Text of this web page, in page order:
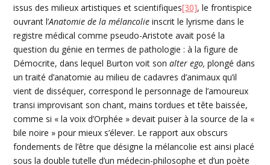
issus des milieux artistiques et scientifiques[30], le frontispice
ouvrant l’Anatomie de la mélancolieinscrit le lyrisme dans le
registre médical comme pseudo-Aristote avait posé la
question du génie en termes de pathologie : à la figure de
Démocrite, dans lequel Burton voit sonalter ego, plongé dans
un traité d’anatomie au milieu de cadavres d’animaux qu’il
vient de disséquer, correspond le personnage de l’amoureux
transi improvisant son chant, mains tordues et tête baissée,
comme si « la voix d’Orphée » devait puiser à la source de la «
bile noire » pour mieux s’élever. Le rapport aux obscurs
fondements de l’être que désigne la mélancolie est ainsi placé
sous la double tutelle d’un médecin-philosophe et d’un poète